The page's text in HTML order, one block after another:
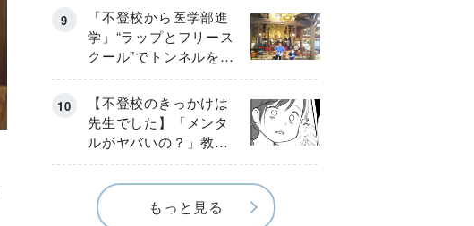
「不登校から医学部進
学」“ラップとフリース
クール”でトンネルを脱
して高校受験へ〔元野
球少年の実話〕
【不登校のきっかけは
先生でした】「メンタ
ルがヤバいの？」教室
で始まった悪ふざけ
《第３話》
もっと見る